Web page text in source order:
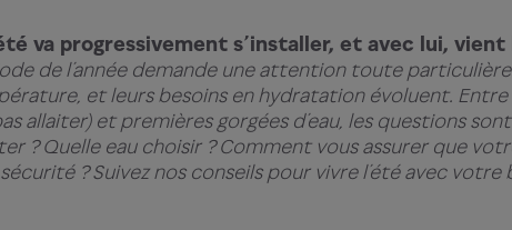
va progressivement s’installer, et avec lui, vient
de l’année demande une attention toute
et leurs besoins en hydratation évoluent.
allaiter) et premières gorgées d’eau, les questions
? Quelle eau choisir ? Comment vous assurer que
? Suivez nos conseils pour vivre l’été avec